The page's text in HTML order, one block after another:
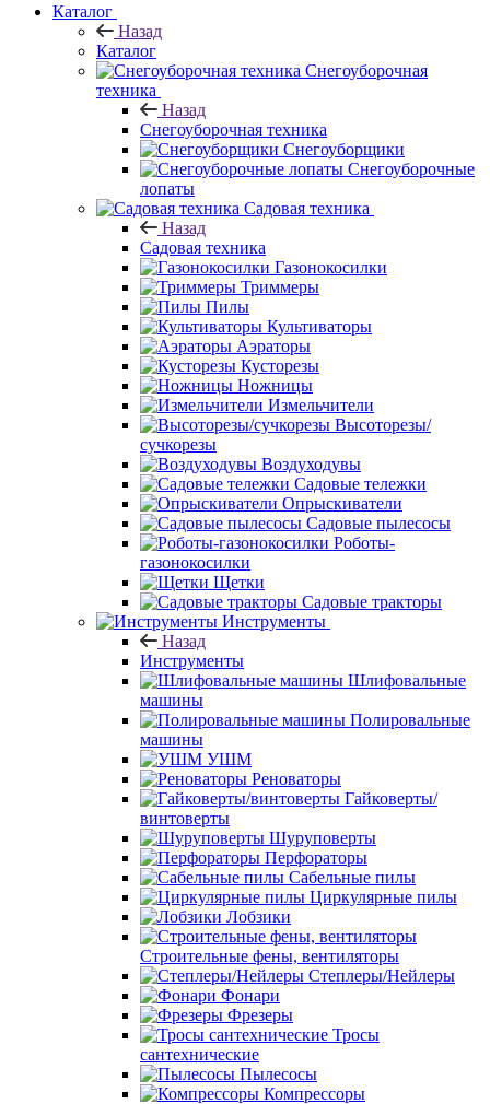
Каталог
Назад
Каталог
Снегоуборочная
техника
Назад
Снегоуборочная техника
Снегоуборщики
Снегоуборочные
лопаты
Садовая техника
Назад
Садовая техника
Газонокосилки
Триммеры
Пилы
Культиваторы
Аэраторы
Кусторезы
Ножницы
Измельчители
Высоторезы/
сучкорезы
Воздуходувы
Садовые тележки
Опрыскиватели
Садовые пылесосы
Роботы-
газонокосилки
Щетки
Садовые тракторы
Инструменты
Назад
Инструменты
Шлифовальные
машины
Полировальные
машины
УШМ
Реноваторы
Гайковерты/
винтоверты
Шуруповерты
Перфораторы
Сабельные пилы
Циркулярные пилы
Лобзики
Строительные фены, вентиляторы
Степлеры/Нейлеры
Фонари
Фрезеры
Тросы
сантехнические
Пылесосы
Компрессоры